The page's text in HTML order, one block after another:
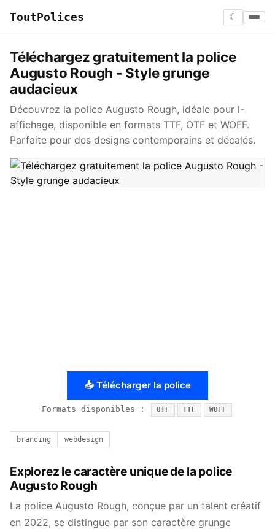
ToutPolices ☾
Téléchargez gratuitement la police
Augusto Rough - Style grunge
audacieux
Découvrez la police Augusto Rough, idéale pour l-
affichage, disponible en formats TTF, OTF et WOFF.
Parfaite pour des designs contemporains et décalés.
📥 Télécharger la police
Formats disponibles : OTF TTF WOFF
branding webdesign
Explorez le caractère unique de la police
Augusto Rough
La police Augusto Rough, conçue par un talent créatif
en 2022, se distingue par son caractère grunge